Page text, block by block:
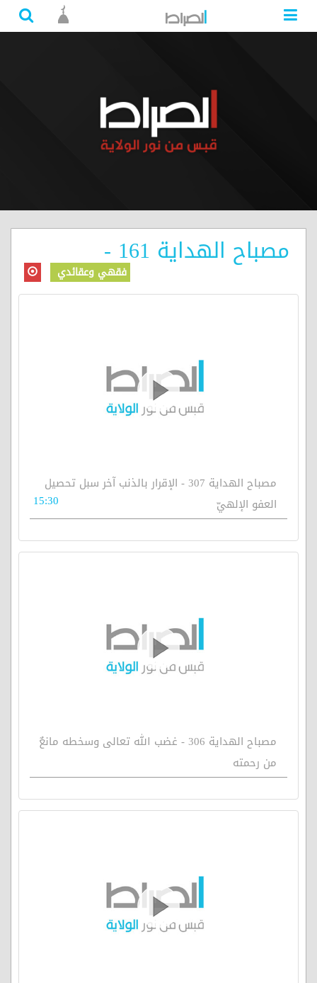
مصباح الهداية 161 -
فقهي وعقائدي
مصباح الهداية 307 - الإقرار بالذنب آخر سبل تحصيل
العفو الإلهيّ
15:30
مصباح الهداية 306 - غضب الله تعالى وسخطه مانعٌ
من رحمته